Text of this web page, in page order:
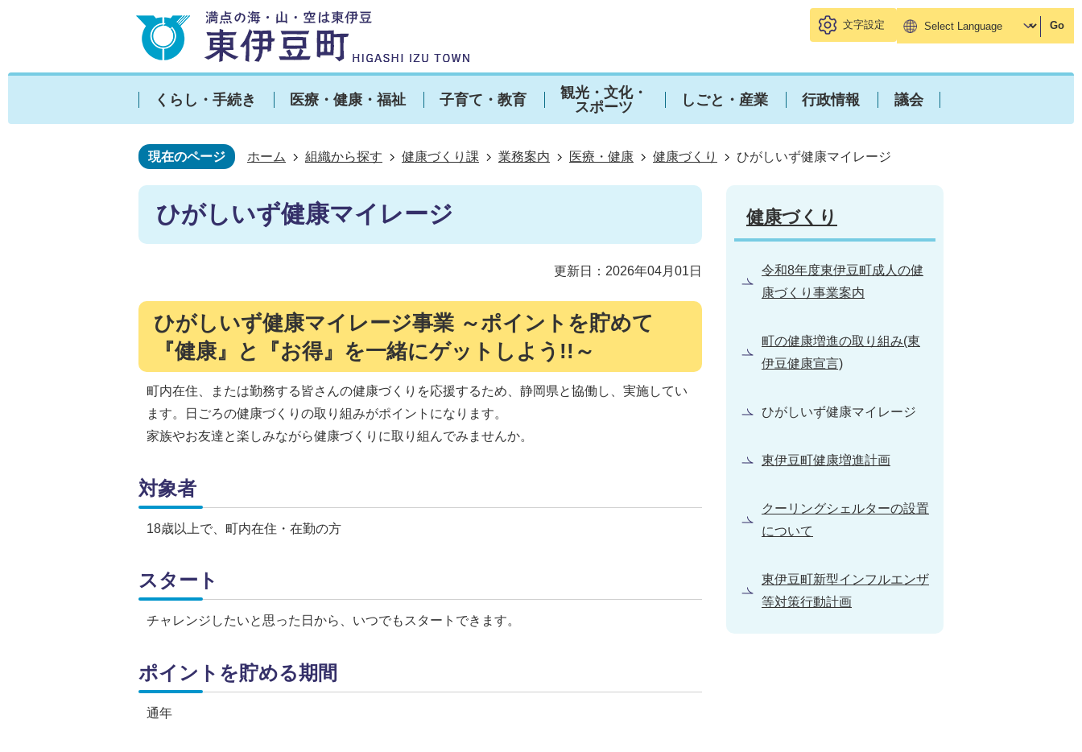
文字設定 Go
くらし・手続き 医療・健康・福祉 子育て・教育
観光・文化・
スポーツ
しごと・産業 行政情報 議会
現在のページ ホーム 組織から探す 健康づくり課 業務案内 医療・健康 健康づくり ひがしいず健康マイレージ
ひがしいず健康マイレージ
更新日：2026年04月01日
ひがしいず健康マイレージ事業 ～ポイントを貯めて
『健康』と『お得』を一緒にゲットしよう!!～
町内在住、または勤務する皆さんの健康づくりを応援するため、静岡県と協働し、実施してい
ます。日ごろの健康づくりの取り組みがポイントになります。
家族やお友達と楽しみながら健康づくりに取り組んでみませんか。
対象者
18歳以上で、町内在住・在勤の方
スタート
チャレンジしたいと思った日から、いつでもスタートできます。
ポイントを貯める期間
通年
健康づくり
令和8年度東伊豆町成人の健
康づくり事業案内
町の健康増進の取り組み(東
伊豆健康宣言)
ひがしいず健康マイレージ
東伊豆町健康増進計画
クーリングシェルターの設置
について
東伊豆町新型インフルエンザ
等対策行動計画